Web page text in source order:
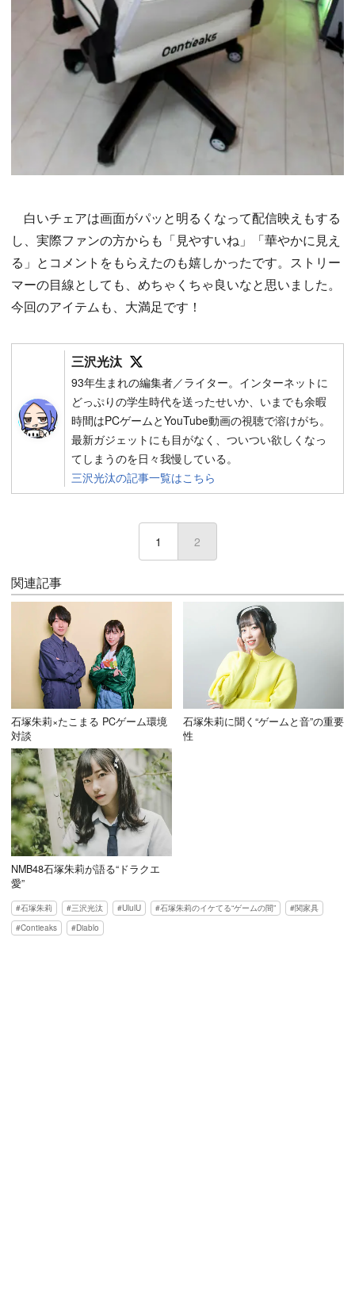
白いチェアは画面がパッと明るくなって配信映えもする
し、実際ファンの方からも「見やすいね」「華やかに見え
る」とコメントをもらえたのも嬉しかったです。ストリー
マーの目線としても、めちゃくちゃ良いなと思いました。
今回のアイテムも、大満足です！
三沢光汰
93年生まれの編集者／ライター。インターネットに
どっぷりの学生時代を送ったせいか、いまでも余暇
時間はPCゲームとYouTube動画の視聴で溶けがち。
最新ガジェットにも目がなく、ついつい欲しくなっ
てしまうのを日々我慢している。
三沢光汰の記事一覧はこちら
1 2
関連記事
石塚朱莉×たこまる PCゲーム環境
対談
石塚朱莉に聞く“ゲームと音”の重要
性
NMB48石塚朱莉が語る“ドラクエ
愛”
石塚朱莉 三沢光汰 UlulU 石塚朱莉のイケてる“ゲームの間”
関家具
Contieaks
Diablo